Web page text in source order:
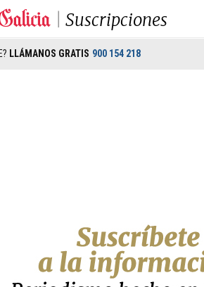
Suscripciones
LLÁMANOS GRATIS 900 154 218